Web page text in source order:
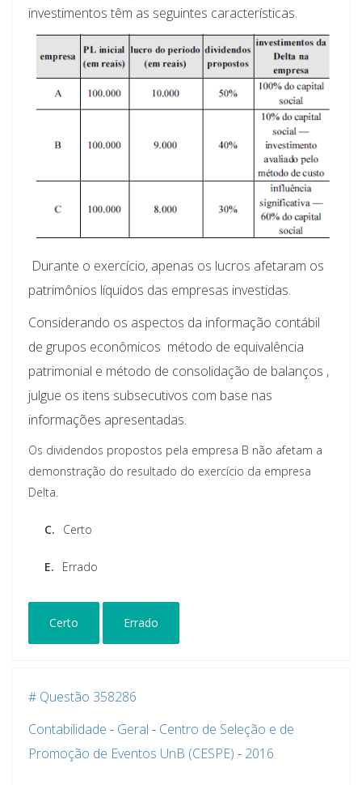
investimentos têm as seguintes características.
Durante o exercício, apenas os lucros afetaram os
patrimônios líquidos das empresas investidas.
Considerando os aspectos da informação contábil
de grupos econômicos  método de equivalência
patrimonial e método de consolidação de balanços ,
julgue os itens subsecutivos com base nas
informações apresentadas.
Os dividendos propostos pela empresa B não afetam a
demonstração do resultado do exercício da empresa
Delta.
C. Certo
E. Errado
Certo Errado
# Questão 358286
Contabilidade - Geral - Centro de Seleção e de
Promoção de Eventos UnB (CESPE) - 2016